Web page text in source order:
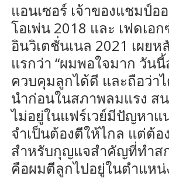
แอนเซอร์ เจ้าของแชมป์อ
โอเพ่น 2018 และ เฟดเอ
อินวิเตชั่นเนล 2021 เผย
แรกว่า “ผมพอใจมาก วัน
ควบคุมลูกได้ดี และถือว่า
นำก่อนในสภาพลมแรง ส
ไม่อยู่ในแฟร์เวย์มีปัญหาแ
จำเป็นต้องตีให้ไกล แต่ต้อ
สำหรับกุญแจสำคัญที่ทำส
คือผมตีลูกไปอยู่ในตำแหน่